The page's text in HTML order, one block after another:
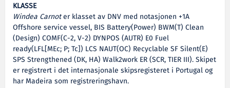
KLASSE
Windea Carnoter klasset av DNV med notasjonen +1A
Offshore service vessel, BIS Battery(Power) BWM(T) Clean
(Design) COMF(C-2, V-2) DYNPOS (AUTR) E0 Fuel
ready(LFL[MEc; P; Tc]) LCS NAUT(OC) Recyclable SF Silent(E)
SPS Strengthened (DK, HA) Walk2work ER (SCR, TIER III). Skipet
er registrert i det internasjonale skipsregisteret i Portugal og
har Madeira som registreringshavn.